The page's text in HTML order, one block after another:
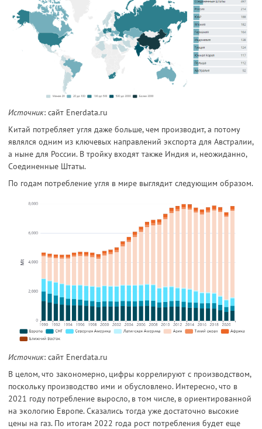
Источник: сайт Enerdata.ru
Китай потребляет угля даже больше, чем производит, а потому
являлся одним из ключевых направлений экспорта для Австралии,
а ныне для России. В тройку входят также Индия и, неожиданно,
Соединенные Штаты.
По годам потребление угля в мире выглядит следующим образом.
Источник: сайт Enerdata.ru
В целом, что закономерно, цифры коррелируют с производством,
поскольку производство ими и обусловлено. Интересно, что в
2021 году потребление выросло, в том числе, в ориентированной
на экологию Европе. Сказались тогда уже достаточно высокие
цены на газ. По итогам 2022 года рост потребления будет еще